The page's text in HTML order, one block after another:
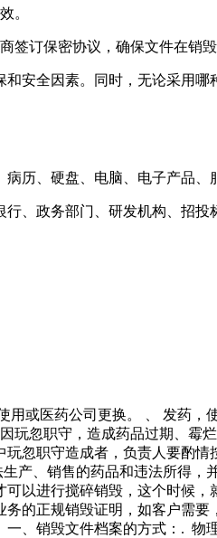
。
订保密协议，确保文件在销
安全因素。同时，无论采用哪
历、硬盘、电脑、电子产品、
、政务部门、研发机构、招投
用或医药公司更换。 、 发药
忽职守，造成药品过期、霉
忽职守造成者，负责人要酌
产、销售的药品和违法所得
以进行搅碎销毁，这个时候
的正规销毁证明，如客户需
、销毁文件档案的方式：.